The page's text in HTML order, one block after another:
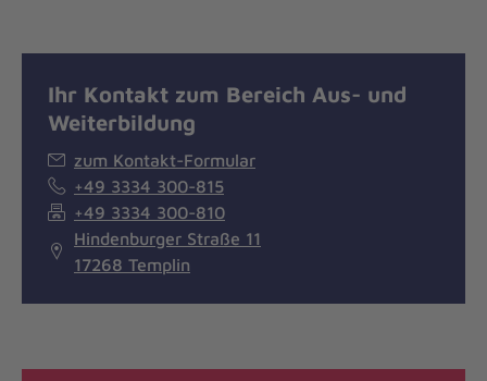
Ihr Kontakt zum Bereich Aus- und
Weiterbildung
zum Kontakt-Formular
+49 3334 300-815
+49 3334 300-810
Hindenburger Straße 11
17268 Templin